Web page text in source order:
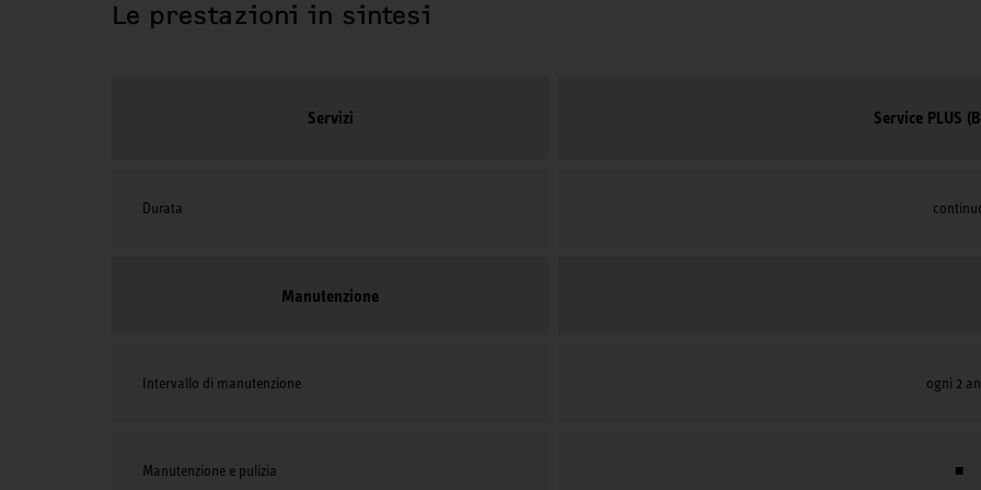
Le prestazioni in sintesi
Servizi Service PLUS
Durata
Manutenzione
Intervallo di manutenzione ogni 2
Manutenzione e pulizia ■